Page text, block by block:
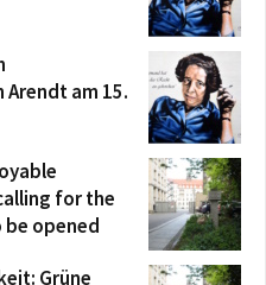
Arendt am 15.
for the
opened
Grüne